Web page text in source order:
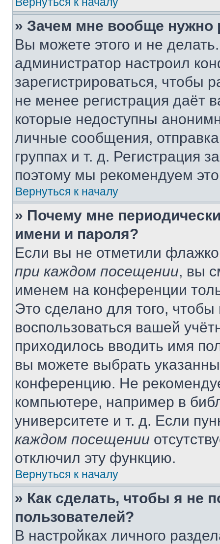
» Зачем мне вообще нужно
Вы можете этого и не
администратор настроил
зарегистрироваться, чтобы
не менее регистрация даёт
которые недоступны
личные сообщения,
группах и т. д. Регистрация
поэтому мы рекомендуем
Вернуться к началу
» Почему мне
имени и пароля?
Если вы не отметили
при каждом посещении, вы
именем на конференции
Это сделано для того, чтобы
воспользоваться вашей
приходилось вводить имя
вы можете выбрать
конференцию. Не
компьютере, например в
университете и т. д. Если
каждом посещении
отключил эту функцию.
Вернуться к началу
» Как сделать, чтобы я не
пользователей?
В настройках личного